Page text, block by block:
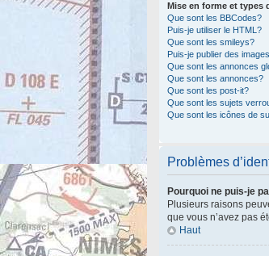
Mise en forme et types
Que sont les BBCodes?
Puis-je utiliser le HTML?
Que sont les smileys?
Puis-je publier des
Que sont les annonces
Que sont les annonces?
Que sont les post-it?
Que sont les sujets
Que sont les icônes de
Problèmes
Pourquoi ne puis-je
Plusieurs raisons
que vous n’avez pas
Haut